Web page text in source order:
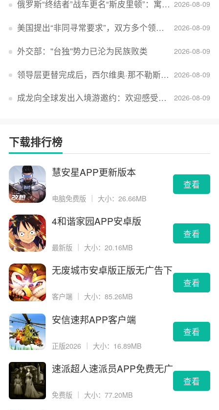
2026-08-09
俄罗斯“终结者”战车更名“斯皮里顿”：寓意强大可靠，彰显俄精神力量
2026-08-09
美国提出“非同寻常要求”，双方多个领域分歧依旧，印美贸易谈判进入“关键阶段”
2026-08-09
外交部：''台独''势力已沦为民族败类
2026-08-09
领导层更替完成后，西尔维奥·那不勒斯出任Lucid首席执行官
2026-08-09
成龙向全球发出入境游邀约：欢迎感受无滤镜的真实中国
下载排行榜
慧安星APP更新版本
电脑免费版 ｜ 大小：26.66MB
查看
4和谐家园APP安卓版
最新版 大小：20.16MB
查看
无废城市安卓版正版无广告下
客户端 大小：85.26MB
查看
安信速邦APP客户端
正版2026 ｜ 大小：16.89MB
查看
速派超人速派员APP免费无广
免费版 大小：77.20MB
查看